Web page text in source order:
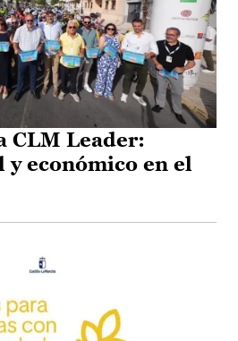
CLM Leader:
y económico en el